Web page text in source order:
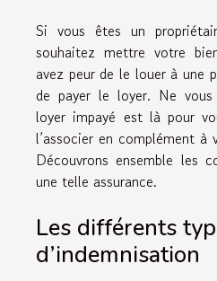
Si vous êtes un
souhaitez mettre votre
avez peur de le louer à une
de payer le loyer. Ne vous
loyer impayé est là pour
l’associer en complément à
Découvrons ensemble les
une telle assurance.
Les différents
d’indemnisation